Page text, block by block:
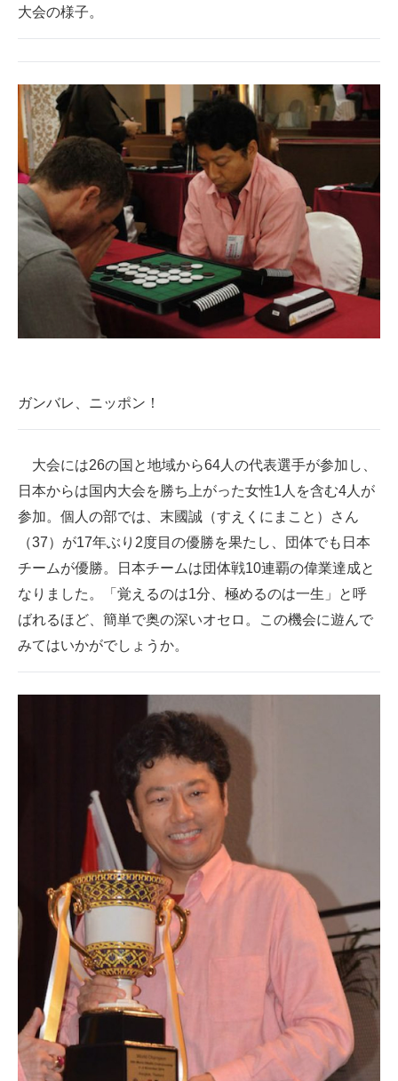
IT製品の技術・比較・事例
モノづくり技術者専門サイト
エレクトロニクス専門サイト
電子設計の基本と応用
エネルギーの専門メディア
建設×テクノロジーの最前線
ちょっと気になるネットの話題
大会の様子。
ガンバレ、ニッポン！
大会には26の国と地域から64人の代表選手が参加し、
日本からは国内大会を勝ち上がった女性1人を含む4人が
参加。個人の部では、末國誠（すえくにまこと）さん
（37）が17年ぶり2度目の優勝を果たし、団体でも日本
チームが優勝。日本チームは団体戦10連覇の偉業達成と
なりました。「覚えるのは1分、極めるのは一生」と呼
ばれるほど、簡単で奥の深いオセロ。この機会に遊んで
みてはいかがでしょうか。